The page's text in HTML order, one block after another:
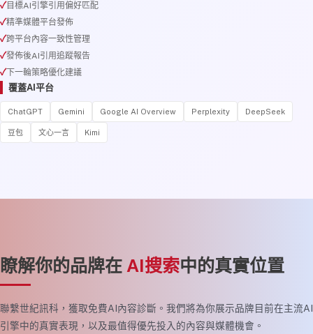
目標AI引擎引用偏好匹配
精準媒體平台發佈
跨平台內容一致性管理
發佈後AI引用追蹤報告
下一輪策略優化建議
覆蓋AI平台
ChatGPT Gemini Google AI Overview Perplexity DeepSeek
豆包 文心一言 Kimi
瞭解你的品牌在 AI搜索中的真實位置
聯繫世紀訊科，獲取免費AI內容診斷。我們將為你展示品牌目前在主流AI
引擎中的真實表現，以及最值得優先投入的內容與媒體機會。